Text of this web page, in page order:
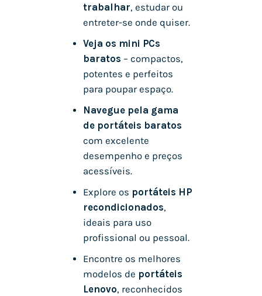
trabalhar, estudar ou
entreter-se onde quiser.
Veja os mini PCs
baratos – compactos,
potentes e perfeitos
para poupar espaço.
Navegue pela gama
de portáteis baratos
com excelente
desempenho e preços
acessíveis.
Explore os portáteis HP
recondicionados,
ideais para uso
profissional ou pessoal.
Encontre os melhores
modelos de portáteis
Lenovo, reconhecidos